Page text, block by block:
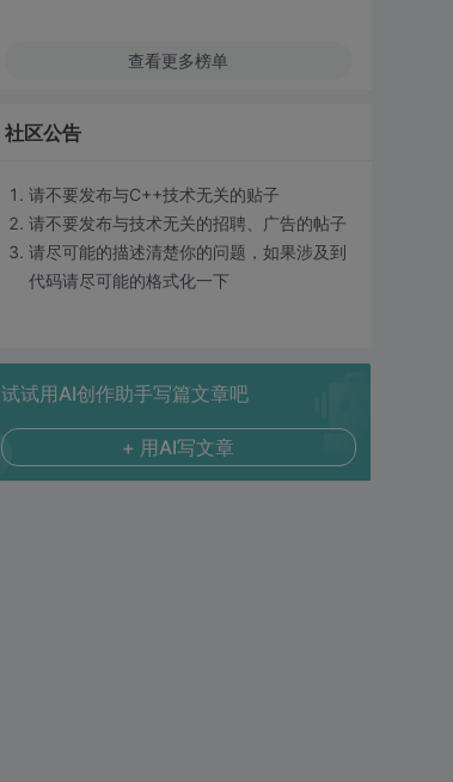
查看更多榜单
社区公告
请不要发布与C++技术无关的贴子
请不要发布与技术无关的招聘、广告的帖子
请尽可能的描述清楚你的问题，如果涉及到
代码请尽可能的格式化一下
试试用AI创作助手写篇文章吧
+ 用AI写文章